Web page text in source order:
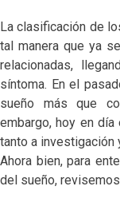
La clasificación de
tal manera que ya
relacionadas,
síntoma. En el
sueño más que
embargo, hoy en
tanto a investigación
Ahora bien, para
del sueño,